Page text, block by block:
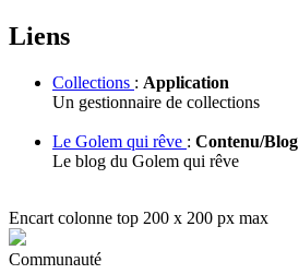
Liens
Collections : Application
Un gestionnaire de collections
Le Golem qui rêve : Contenu/Blog
Le blog du Golem qui rêve
Encart colonne top 200 x 200 px max
Communauté